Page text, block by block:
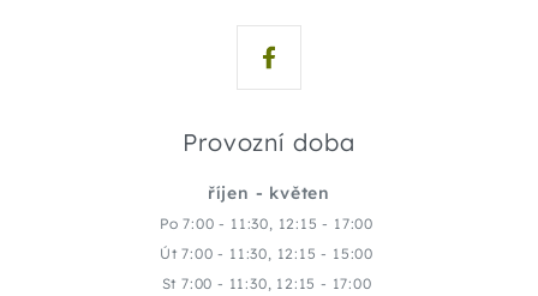
Provozní doba
říjen - květen
Po 7:00 - 11:30, 12:15 - 17:00
Út 7:00 - 11:30, 12:15 - 15:00
St 7:00 - 11:30, 12:15 - 17:00